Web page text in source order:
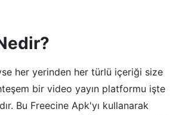
her yerinden her türlü içeriği size
bir video yayın platformu işte
Bu Freecine Apk'yı kullanarak